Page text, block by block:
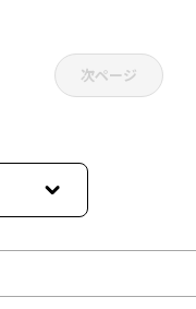
次ページ